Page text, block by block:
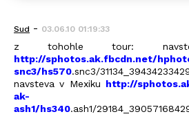
Sud - 03.06.10 01:19:33
z tohohle tour:
http://sphotos.ak.fbcdn.net/
snc3/hs570.snc3/
navsteva v Mexiku http://
ak-
ash1/hs340.ash1/